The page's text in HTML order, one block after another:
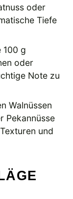
oder
Tiefe
100 g
oder
Note zu
Walnüssen
Pekannüsse
und